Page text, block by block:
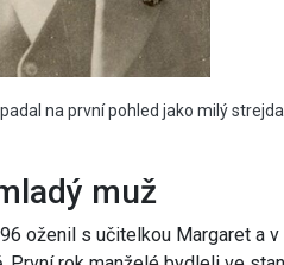
na první pohled jako milý
muž
oženil s učitelkou Margaret a